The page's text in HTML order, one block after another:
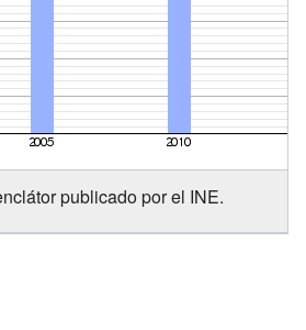
publicado por el INE.